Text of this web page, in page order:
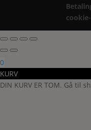
0
KURV
DIN KURV ER TOM. Gå til